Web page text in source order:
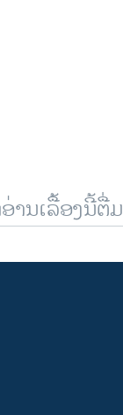
ານເລື້ອງນີ້ຕື່ມ